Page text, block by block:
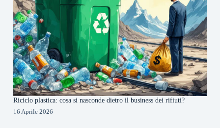
Riciclo plastica: cosa si nasconde dietro il business dei rifiuti?
16 Aprile 2026